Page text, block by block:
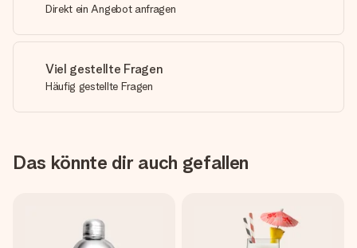
Direkt ein Angebot anfragen
Viel gestellte Fragen
Häufig gestellte Fragen
Das könnte dir auch gefallen